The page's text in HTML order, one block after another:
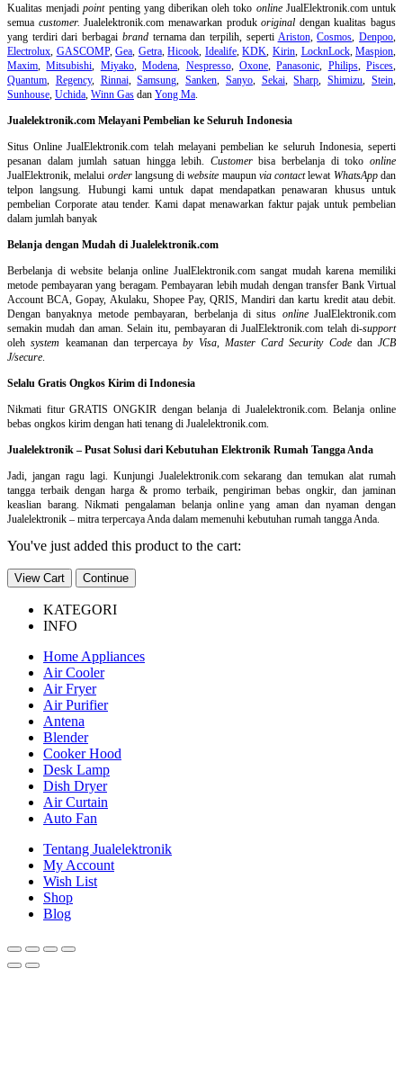
Kualitas menjadipointpenting yang diberikan oleh toko onlineJualElektronik.com untuk
semua customer. Jualelektronik.com menawarkan produkoriginal dengan kualitas bagus
yang terdiri dari berbagai brandternama dan terpilih, seperti Ariston,Cosmos,Denpoo,
Electrolux, GASCOMP,Gea, Getra,Hicook, Idealife,KDK, Kirin, LocknLock,Maspion,
Maxim,Mitsubishi, Miyako,Modena, Nespresso, Oxone,Panasonic, Philips, Pisces,
Quantum, Regency, Rinnai,Samsung,Sanken, Sanyo, Sekai,Sharp,Shimizu,Stein,
Sunhouse, Uchida, Winn Gas dan Yong Ma.
Jualelektronik.com Melayani Pembelian ke Seluruh Indonesia
Situs Online JualElektronik.com telah melayani pembelian ke seluruh Indonesia, seperti
pesanan dalam jumlah satuan hingga lebih. Customerbisa berbelanja di tokoonline
JualElektronik, melalui orderlangsung diwebsite maupun via contactlewat WhatsAppdan
telpon langsung. Hubungi kami untuk dapat mendapatkan penawaran khusus untuk
pembelian Corporate atau tender. Kami dapat menawarkan faktur pajak untuk pembelian
dalam jumlah banyak
Belanja dengan Mudah di Jualelektronik.com
Berbelanja diwebsite belanja online JualElektronik.com sangat mudah karena memiliki
metode pembayaran yang beragam. Pembayaran lebih mudah dengan transfer Bank Virtual
Account BCA, Gopay, Akulaku, Shopee Pay, QRIS, Mandiri dan kartu kredit atau debit.
Dengan banyaknya metode pembayaran, berbelanja di situs onlineJualElektronik.com
semakin mudah dan aman. Selain itu, pembayaran di JualElektronik.com telah di-support
olehsystem keamanan dan terpercayaby Visa, Master Card Security Codedan JCB
J/secure.
Selalu Gratis Ongkos Kirim di Indonesia
Nikmati fitur GRATIS ONGKIR dengan belanja di Jualelektronik.com. Belanja online
bebas ongkos kirim dengan hati tenang di Jualelektronik.com.
Jualelektronik – Pusat Solusi dari Kebutuhan Elektronik Rumah Tangga Anda
Jadi, jangan ragu lagi. Kunjungi Jualelektronik.com sekarang dan temukan alat rumah
tangga terbaik dengan harga & promo terbaik, pengiriman bebas ongkir, dan jaminan
keaslian barang. Nikmati pengalaman belanja online yang aman dan nyaman dengan
Jualelektronik – mitra terpercaya Anda dalam memenuhi kebutuhan rumah tangga Anda.
You've just added this product to the cart:
View Cart Continue
KATEGORI
INFO
Home Appliances
Air Cooler
Air Fryer
Air Purifier
Antena
Blender
Cooker Hood
Desk Lamp
Dish Dryer
Air Curtain
Auto Fan
Tentang Jualelektronik
My Account
Wish List
Shop
Blog